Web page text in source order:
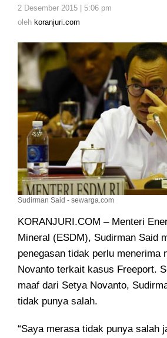
Salah
2 Desember 2015 | 5:06 pm
oleh koranjuri.com
Sudirman Said - sewarga.com
KORANJURI.COM – Menteri
Mineral (ESDM), Sudirman Said
penegasan tidak perlu menerima
Novanto terkait kasus Freeport.
maaf dari Setya Novanto,
tidak punya salah.
“Saya merasa tidak punya salah